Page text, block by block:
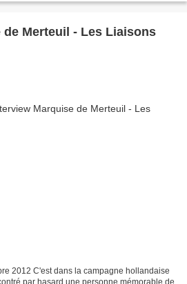
Merteuil - Les Liaisons
2012 C'est dans la campagne hollandaise
par hasard une personne mémorable de